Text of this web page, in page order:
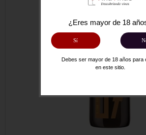
¿Eres mayor de 18
Sí
Debes ser mayor de 18 años para
en este sitio.